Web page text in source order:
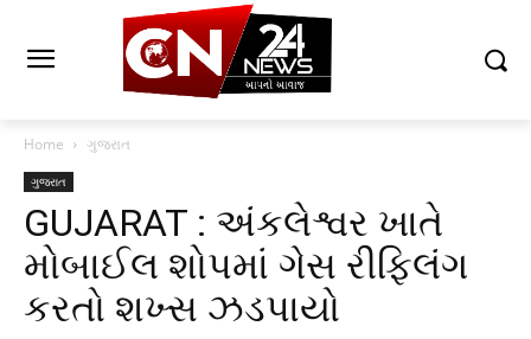
Home ગુજરાત
ગુજરાત
GUJARAT : અંકલેશ્વર ખાતે
મોબાઈલ શોપમાં ગેસ રીફ્લિંગ
કરતો શખ્સ ઝડપાયો